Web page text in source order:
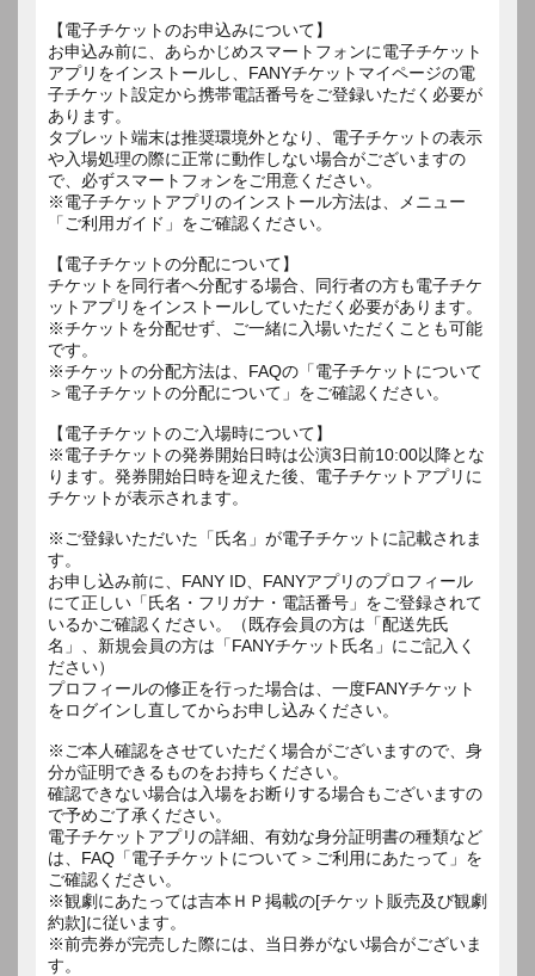
【電子チケットのお申込みについて】
お申込み前に、あらかじめスマートフォンに電子チケット
アプリをインストールし、FANYチケットマイページの電
子チケット設定から携帯電話番号をご登録いただく必要が
あります。
タブレット端末は推奨環境外となり、電子チケットの表示
や入場処理の際に正常に動作しない場合がございますの
で、必ずスマートフォンをご用意ください。
※電子チケットアプリのインストール方法は、メニュー
「ご利用ガイド」をご確認ください。
【電子チケットの分配について】
チケットを同行者へ分配する場合、同行者の方も電子チケ
ットアプリをインストールしていただく必要があります。
※チケットを分配せず、ご一緒に入場いただくことも可能
です。
※チケットの分配方法は、FAQの「電子チケットについて
＞電子チケットの分配について」をご確認ください。
【電子チケットのご入場時について】
※電子チケットの発券開始日時は公演3日前10:00以降とな
ります。発券開始日時を迎えた後、電子チケットアプリに
チケットが表示されます。
※ご登録いただいた「氏名」が電子チケットに記載されま
す。
お申し込み前に、FANY ID、FANYアプリのプロフィール
にて正しい「氏名・フリガナ・電話番号」をご登録されて
いるかご確認ください。（既存会員の方は「配送先氏
名」、新規会員の方は「FANYチケット氏名」にご記入く
ださい）
プロフィールの修正を行った場合は、一度FANYチケット
をログインし直してからお申し込みください。
※ご本人確認をさせていただく場合がございますので、身
分が証明できるものをお持ちください。
確認できない場合は入場をお断りする場合もございますの
で予めご了承ください。
電子チケットアプリの詳細、有効な身分証明書の種類など
は、FAQ「電子チケットについて＞ご利用にあたって」を
ご確認ください。
※観劇にあたっては吉本ＨＰ掲載の[チケット販売及び観劇
約款]に従います。
※前売券が完売した際には、当日券がない場合がございま
す。